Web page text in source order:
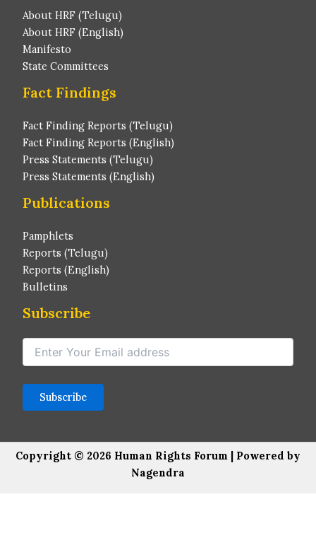
About HRF (Telugu)
About HRF (English)
Manifesto
State Committees
Fact Findings
Fact Finding Reports (Telugu)
Fact Finding Reports (English)
Press Statements (Telugu)
Press Statements (English)
Publications
Pamphlets
Reports (Telugu)
Reports (English)
Bulletins
Subscribe
Copyright © 2026 Human Rights Forum | Powered by
Nagendra